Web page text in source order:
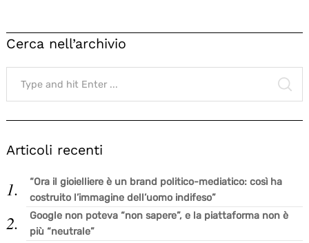
Cerca nell’archivio
Search
for:
Articoli recenti
“Ora il gioielliere è un brand politico-mediatico: così ha
costruito l’immagine dell’uomo indifeso”
Google non poteva “non sapere”, e la piattaforma non è
più “neutrale”